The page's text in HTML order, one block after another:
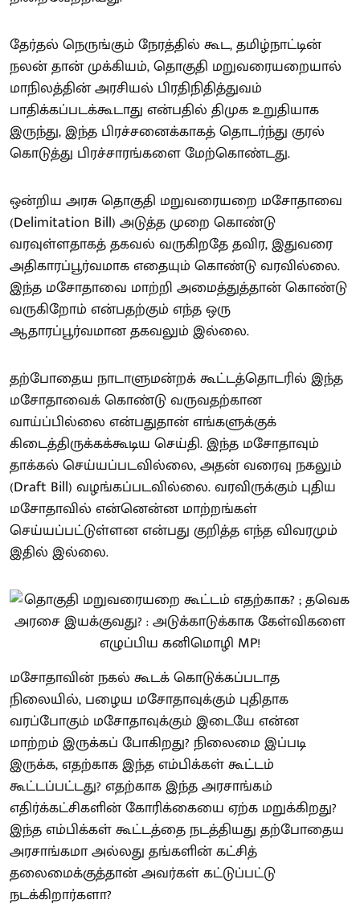
தேர்தல் நெருங்கும் நேரத்தில் கூட, தமிழ்நாட்டின்
நலன் தான் முக்கியம், தொகுதி மறுவரையறையால்
மாநிலத்தின் அரசியல் பிரதிநிதித்துவம்
பாதிக்கப்படக்கூடாது என்பதில் திமுக உறுதியாக
இருந்து, இந்த பிரச்சனைக்காகத் தொடர்ந்து குரல்
கொடுத்து பிரச்சாரங்களை மேற்கொண்டது.
ஒன்றிய அரசு தொகுதி மறுவரையறை மசோதாவை
(Delimitation Bill) அடுத்த முறை கொண்டு
வரவுள்ளதாகத் தகவல் வருகிறதே தவிர, இதுவரை
அதிகாரப்பூர்வமாக எதையும் கொண்டு வரவில்லை.
இந்த மசோதாவை மாற்றி அமைத்துத்தான் கொண்டு
வருகிறோம் என்பதற்கும் எந்த ஒரு
ஆதாரப்பூர்வமான தகவலும் இல்லை.
தற்போதைய நாடாளுமன்றக் கூட்டத்தொடரில் இந்த
மசோதாவைக் கொண்டு வருவதற்கான
வாய்ப்பில்லை என்பதுதான் எங்களுக்குக்
கிடைத்திருக்கக்கூடிய செய்தி. இந்த மசோதாவும்
தாக்கல் செய்யப்படவில்லை, அதன் வரைவு நகலும்
(Draft Bill) வழங்கப்படவில்லை. வரவிருக்கும் புதிய
மசோதாவில் என்னென்ன மாற்றங்கள்
செய்யப்பட்டுள்ளன என்பது குறித்த எந்த விவரமும்
இதில் இல்லை.
மசோதாவின் நகல் கூடக் கொடுக்கப்படாத
நிலையில், பழைய மசோதாவுக்கும் புதிதாக
வரப்போகும் மசோதாவுக்கும் இடையே என்ன
மாற்றம் இருக்கப் போகிறது? நிலைமை இப்படி
இருக்க, எதற்காக இந்த எம்பிக்கள் கூட்டம்
கூட்டப்பட்டது? எதற்காக இந்த அரசாங்கம்
எதிர்க்கட்சிகளின் கோரிக்கையை ஏற்க மறுக்கிறது?
இந்த எம்பிக்கள் கூட்டத்தை நடத்தியது தற்போதைய
அரசாங்கமா அல்லது தங்களின் கட்சித்
தலைமைக்குத்தான் அவர்கள் கட்டுப்பட்டு
நடக்கிறார்களா?